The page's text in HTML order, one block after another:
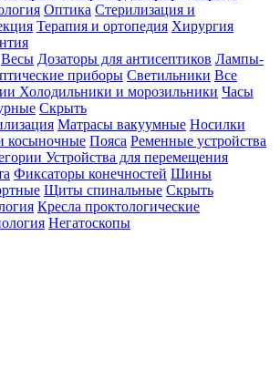
Оптика Стерилизация и
Терапия и ортопедия Хирургия
Весы Дозаторы для антисептиков Лампы-
приборы Светильники Все
Холодильники и морозильники Часы
Скрыть
Матрасы вакуумные Носилки
косыночные Пояса Ременные устройства
Устройства для перемещения
Фиксаторы конечностей Шины
Щиты спинальные Скрыть
Кресла проктологические
Негатоскопы